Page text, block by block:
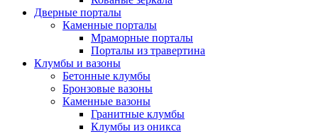
Дверные порталы
Каменные порталы
Мраморные порталы
Порталы из травертина
Клумбы и вазоны
Бетонные клумбы
Бронзовые вазоны
Каменные вазоны
Гранитные клумбы
Клумбы из оникса